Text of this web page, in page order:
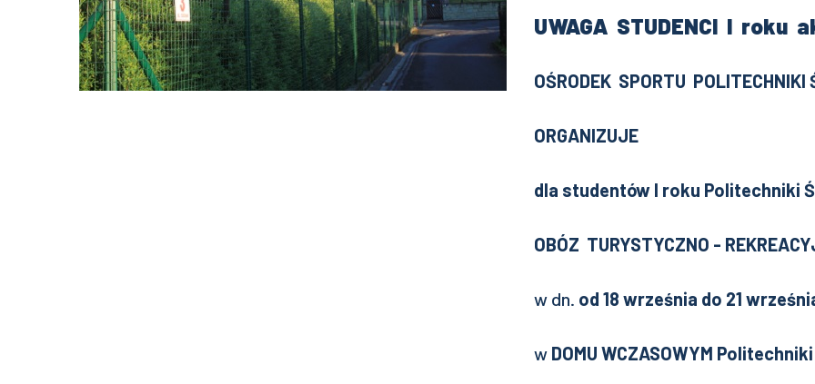
UWAGA STUDENCI I roku
OŚRODEK SPORTU POLITECHNIKI
ORGANIZUJE
dla studentów I roku Politechniki
OBÓZ TURYSTYCZNO -
w dn. od 18 września do 21
w DOMU WCZASOWYM Politechniki